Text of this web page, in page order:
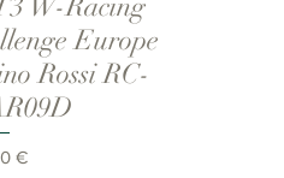
Europe
Rossi RC-
€